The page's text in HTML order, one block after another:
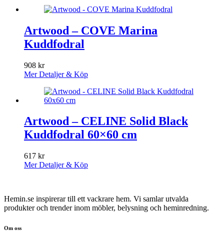
Artwood – COVE Marina
Kuddfodral
908 kr
Mer Detaljer & Köp
Artwood – CELINE Solid Black
Kuddfodral 60×60 cm
617 kr
Mer Detaljer & Köp
Hemin.se inspirerar till ett vackrare hem. Vi samlar utvalda
produkter och trender inom möbler, belysning och heminredning.
Om oss